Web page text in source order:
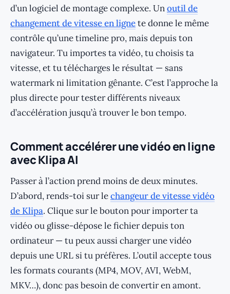
d’un logiciel de montage complexe. Unoutil de
changement de vitesse en lignete donne le même
contrôle qu’une timeline pro, mais depuis ton
navigateur. Tu importes ta vidéo, tu choisis ta
vitesse, et tu télécharges le résultat — sans
watermark ni limitation gênante. C’est l’approche la
plus directe pour tester différents niveaux
d’accélération jusqu’à trouver le bon tempo.
Comment accélérer une vidéo en ligne
avec Klipa AI
Passer à l’action prend moins de deux minutes.
D’abord, rends-toi sur lechangeur de vitesse vidéo
de Klipa. Clique sur le bouton pour importer ta
vidéo ou glisse-dépose le fichier depuis ton
ordinateur — tu peux aussi charger une vidéo
depuis une URL si tu préfères. L’outil accepte tous
les formats courants (MP4, MOV, AVI, WebM,
MKV…), donc pas besoin de convertir en amont.